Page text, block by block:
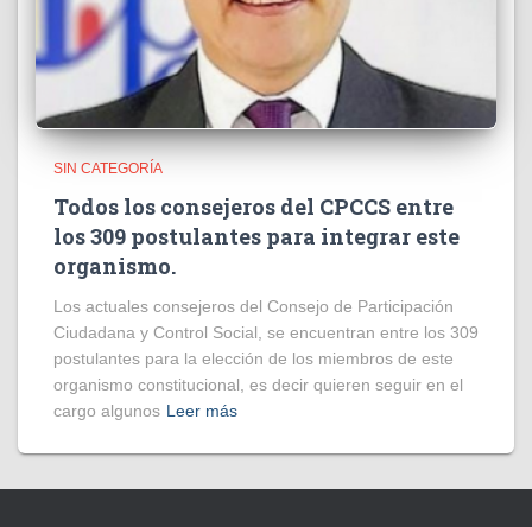
SIN CATEGORÍA
Todos los consejeros del CPCCS entre
los 309 postulantes para integrar este
organismo.
Los actuales consejeros del Consejo de Participación
Ciudadana y Control Social, se encuentran entre los 309
postulantes para la elección de los miembros de este
organismo constitucional, es decir quieren seguir en el
cargo algunos Leer más